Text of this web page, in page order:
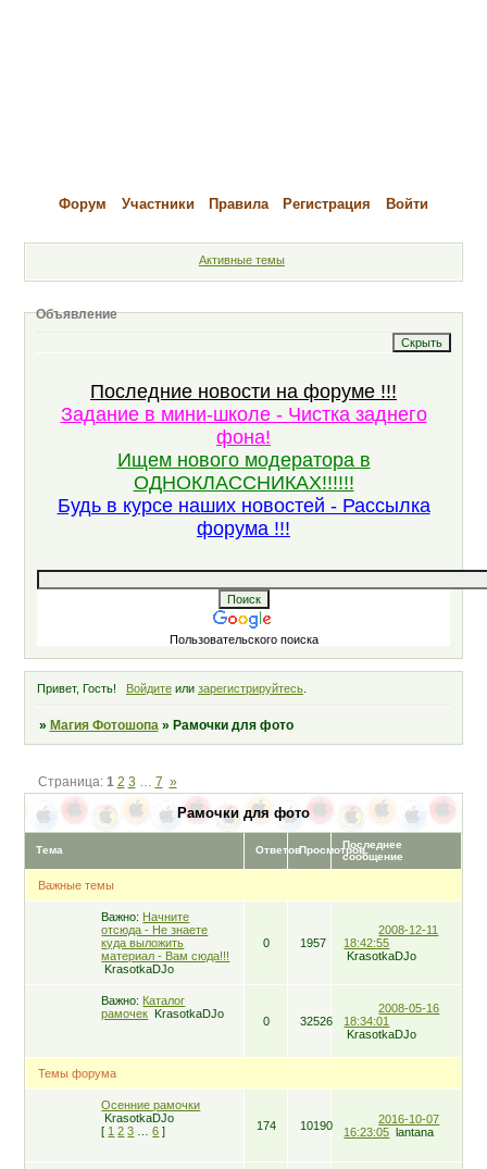
Форум Участники Правила Регистрация Войти
Активные темы
Объявление
Последние новости на форуме !!!
Задание в мини-школе - Чистка заднего
фона!
Ищем нового модератора в
ОДНОКЛАССНИКАХ!!!!!!
Будь в курсе наших новостей - Рассылка
форума !!!
Пользовательского поиска
Привет, Гость! Войдитеили зарегистрируйтесь.
» Магия Фотошопа » Рамочки для фото
Рамочки для фото
Страница: 1 2 3 7 »
Тема ОтветовПросмотровПоследнее
сообщение
Важные темы
Важно: Начните
отсюда - Не знаете
куда выложить
материал - Вам сюда!!!
KrasotkaDJo
0 1957
2008-12-11
18:42:55
KrasotkaDJo
Важно: Каталог
рамочек KrasotkaDJo
0 32526
2008-05-16
18:34:01
KrasotkaDJo
Темы форума
Осенние рамочки
KrasotkaDJo
[ 1 2 3 6 ] 174 10190
2016-10-07
16:23:05 lantana